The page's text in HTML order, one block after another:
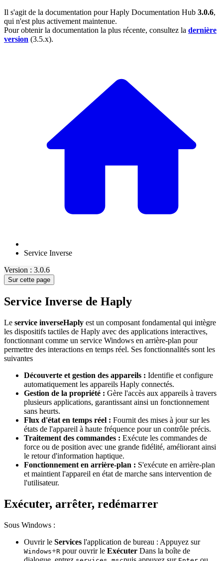
Il s'agit de la documentation pour Haply Documentation Hub 3.0.6,
qui n'est plus activement maintenue.
Pour obtenir la documentation la plus récente, consultez la dernière
version (3.5.x).
Service Inverse
Version : 3.0.6
Sur cette page
Service Inverse de Haply
Le service inverseHaply est un composant fondamental qui intègre
les dispositifs tactiles de Haply avec des applications interactives,
fonctionnant comme un service Windows en arrière-plan pour
permettre des interactions en temps réel. Ses fonctionnalités sont les
suivantes
Découverte et gestion des appareils : Identifie et configure
automatiquement les appareils Haply connectés.
Gestion de la propriété : Gère l'accès aux appareils à travers
plusieurs applications, garantissant ainsi un fonctionnement
sans heurts.
Flux d'état en temps réel : Fournit des mises à jour sur les
états de l'appareil à haute fréquence pour un contrôle précis.
Traitement des commandes : Exécute les commandes de
force ou de position avec une grande fidélité, améliorant ainsi
le retour d'information haptique.
Fonctionnement en arrière-plan : S'exécute en arrière-plan
et maintient l'appareil en état de marche sans intervention de
l'utilisateur.
Exécuter, arrêter, redémarrer
Sous Windows :
Ouvrir le Services l'application de bureau : Appuyez sur
Windows+R pour ouvrir le Exécuter Dans la boîte de